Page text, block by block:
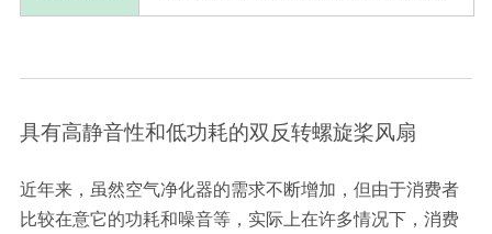
具有高静音性和低功耗的双反转螺旋桨风扇
近年来，虽然空气净化器的需求不断增加，但由于消费者
比较在意它的功耗和噪音等，实际上在许多情况下，消费